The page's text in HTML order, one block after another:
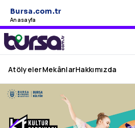
Bursa.com.tr
Anasayfa
AtölyelerMekânlarHakkımızda